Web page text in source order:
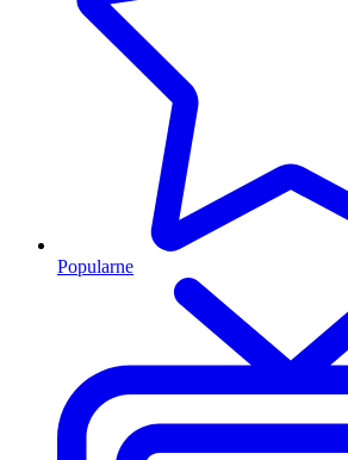
Popularne